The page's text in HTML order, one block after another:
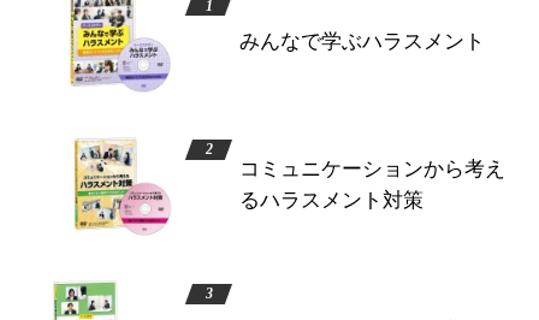
みんなで学ぶハラスメント
コミュニケーションから考え
るハラスメント対策